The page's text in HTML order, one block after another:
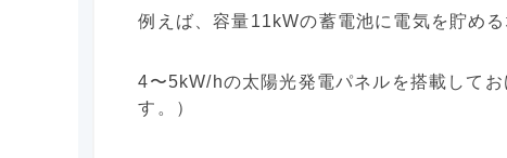
例えば、容量11kWの蓄電池に電気を貯める
4〜5kW/hの太陽光発電パネルを搭載して
す。）